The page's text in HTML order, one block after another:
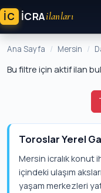
İC ICRAilanları
Ana Sayfa Mersin
Bu filtre için aktif ilan
Toroslar Yerel
Mersin icralık konut
içindeki ulaşım
yaşam merkezleri